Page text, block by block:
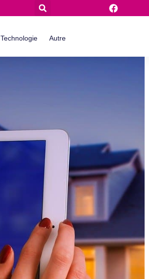
Technologie Autre